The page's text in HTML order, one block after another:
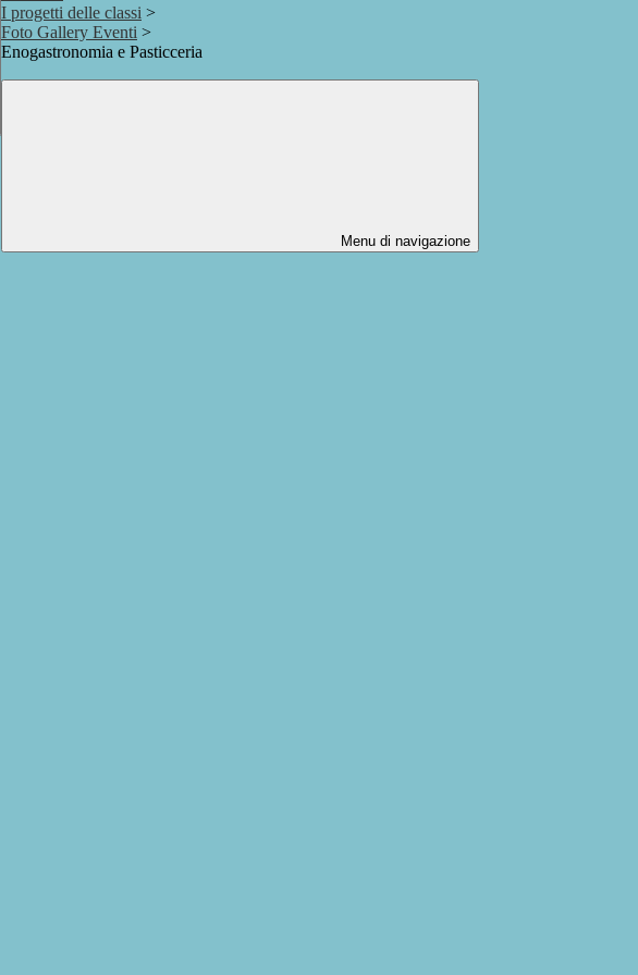
I progetti delle classi >
Foto Gallery Eventi >
Enogastronomia e Pasticceria
Menu di navigazione